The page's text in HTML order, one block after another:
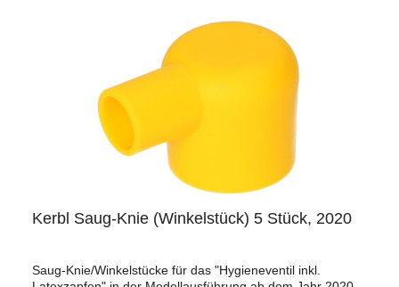
Kerbl Saug-Knie (Winkelstück) 5 Stück, 2020
Saug-Knie/Winkelstücke für das "Hygieneventil inkl.